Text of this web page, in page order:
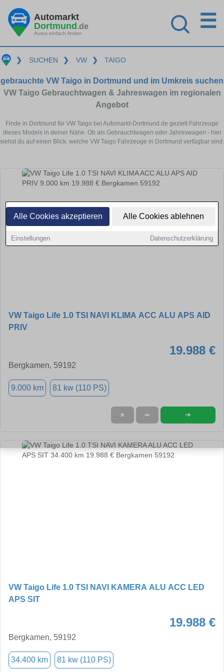
Alle Cookies akzeptieren Alle Cookies ablehnen
Einstellungen Datenschutzerklärung
Automarkt
Dortmund.de
Autos einfach finden
☰
❯ SUCHEN ❯ VW ❯ TAIGO
gebrauchte VW Taigo in Dortmund und im Umkreis suchen
VW Taigo Gebrauchtwagen & Jahreswagen im regionalen
Angebot
Finde in Dortmund für VW Taigo bei Automarkt-Dortmund.de gezielt Fahrzeuge
dieses Models in deiner Nähe. Ob als Gebrauchtwagen oder Jahreswagen - hier
siehst du auf einen Blick, welche VW Taigo Fahrzeuge in Dortmund verfügbar sind.
VW Taigo Life 1.0 TSI NAVI KLIMA ACC ALU APS AID
PRIV
19.988 €
Bergkamen, 59192
9.000 km 81 kw (110 PS)
★ ➦ ➜
VW Taigo Life 1.0 TSI NAVI KAMERA ALU ACC LED
APS SIT
19.988 €
Bergkamen, 59192
34.400 km 81 kw (110 PS)